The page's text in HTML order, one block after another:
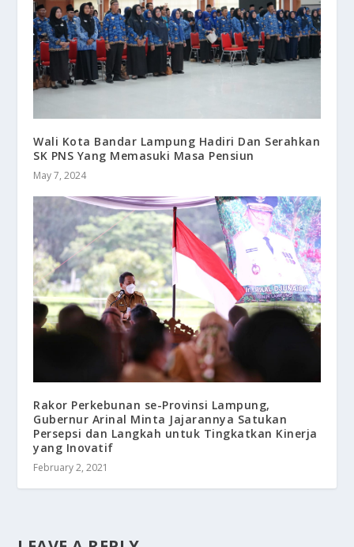
Wali Kota Bandar Lampung Hadiri Dan Serahkan
SK PNS Yang Memasuki Masa Pensiun
May 7, 2024
Rakor Perkebunan se-Provinsi Lampung,
Gubernur Arinal Minta Jajarannya Satukan
Persepsi dan Langkah untuk Tingkatkan Kinerja
yang Inovatif
February 2, 2021